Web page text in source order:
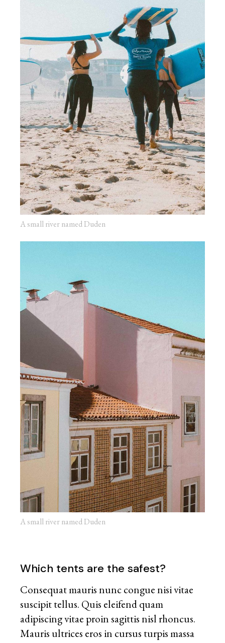
A small river named Duden
A small river named Duden
Which tents are the safest?
Consequat mauris nunc congue nisi vitae
suscipit tellus. Quis eleifend quam
adipiscing vitae proin sagittis nisl rhoncus.
Mauris ultrices eros in cursus turpis massa